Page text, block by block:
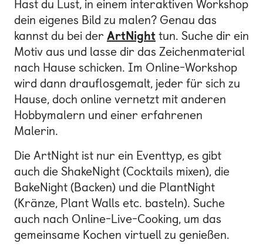
Hast du Lust, in einem interaktiven Workshop
dein eigenes Bild zu malen? Genau das
kannst du bei der ArtNight tun. Suche dir ein
Motiv aus und lasse dir das Zeichenmaterial
nach Hause schicken. Im Online-Workshop
wird dann drauflosgemalt, jeder für sich zu
Hause, doch online vernetzt mit anderen
Hobbymalern und einer erfahrenen
Malerin.
Die ArtNight ist nur ein Eventtyp, es gibt
auch die ShakeNight (Cocktails mixen), die
BakeNight (Backen) und die PlantNight
(Kränze, Plant Walls etc. basteln). Suche
auch nach Online-Live-Cooking, um das
gemeinsame Kochen virtuell zu genießen.